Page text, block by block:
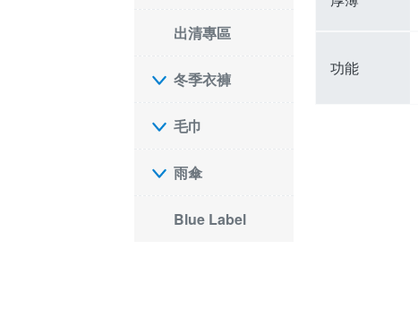
出清專區
冬季衣褲
毛巾
雨傘
Blue Label
功能